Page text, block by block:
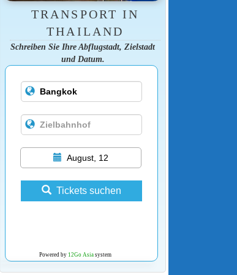
TRANSPORT IN
THAILAND
Schreiben Sie Ihre Abflugstadt, Zielstadt
und Datum.
August, 12
Tickets suchen
Powered by 12Go Asiasystem